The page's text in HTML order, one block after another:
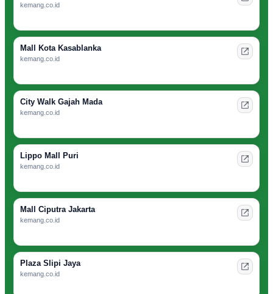
kemang.co.id
Mall Kota Kasablanka
kemang.co.id
City Walk Gajah Mada
kemang.co.id
Lippo Mall Puri
kemang.co.id
Mall Ciputra Jakarta
kemang.co.id
Plaza Slipi Jaya
kemang.co.id